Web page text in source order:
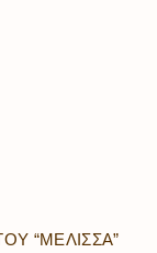
“ΜΕΛΙΣΣΑ”